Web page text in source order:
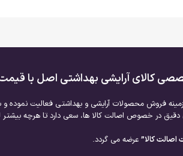
کالای آرایشی بهداشتی اصل با
زمینه فروش محصولات آرایشی و بهداشتی فعالیت
در خصوص اصالت کالا ها، سعی دارد تا هرچه بیشتر
کالا” عرضه می گردد.